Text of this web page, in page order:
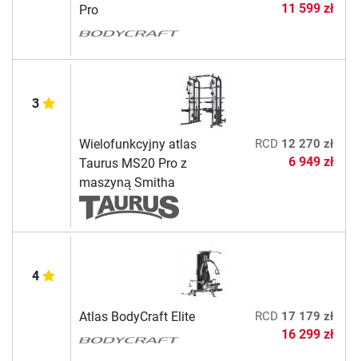
Pro
11 599 zł
3
Wielofunkcyjny atlas
Taurus MS20 Pro z
maszyną Smitha
RCD 12 270 zł
6 949 zł
4
Atlas BodyCraft Elite RCD 17 179 zł
16 299 zł